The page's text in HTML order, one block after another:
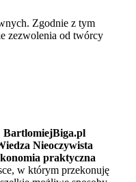
Zgodnie z tym
zezwolenia od twórcy
BartlomiejBiga.pl
Nieoczywista
praktyczna
w którym przekonuję